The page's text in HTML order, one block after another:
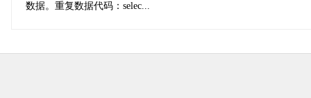
数据。重复数据代码：selec...